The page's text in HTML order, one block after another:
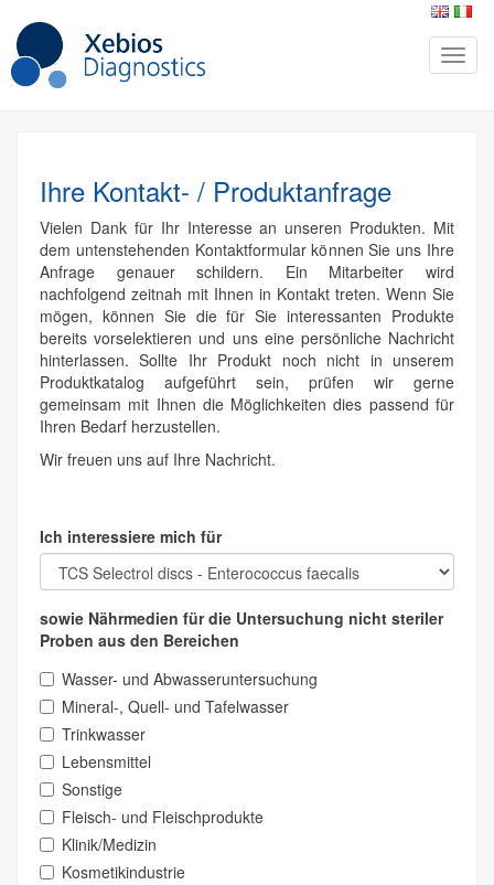
Ihre Kontakt- / Produktanfrage
Vielen Dank für Ihr Interesse an unseren Produkten. Mit
dem untenstehenden Kontaktformular können Sie uns Ihre
Anfrage genauer schildern. Ein Mitarbeiter wird
nachfolgend zeitnah mit Ihnen in Kontakt treten. Wenn Sie
mögen, können Sie die für Sie interessanten Produkte
bereits vorselektieren und uns eine persönliche Nachricht
hinterlassen. Sollte Ihr Produkt noch nicht in unserem
Produktkatalog aufgeführt sein, prüfen wir gerne
gemeinsam mit Ihnen die Möglichkeiten dies passend für
Ihren Bedarf herzustellen.
Wir freuen uns auf Ihre Nachricht.
Ich interessiere mich für
sowie Nährmedien für die Untersuchung nicht steriler
Proben aus den Bereichen
Wasser- und Abwasseruntersuchung
Mineral-, Quell- und Tafelwasser
Trinkwasser
Lebensmittel
Sonstige
Fleisch- und Fleischprodukte
Klinik/Medizin
Kosmetikindustrie